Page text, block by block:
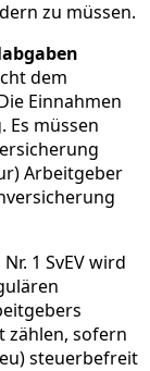
zu müssen.
dem
Einnahmen
Es müssen
Arbeitgeber
1 SvEV wird
zählen, sofern
steuerbefreit